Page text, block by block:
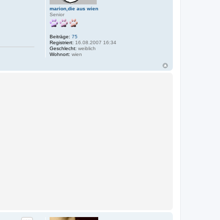
marion,die aus wien
Senior
Beiträge: 75
Registriert: 16.08.2007 16:34
Geschlecht: weiblich
Wohnort: wien